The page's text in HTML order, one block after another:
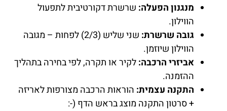
מנגנון הפעלה: שרשרת דקורטיבית לתפעול
הווילון.
גובה שרשרת:
שני שליש (2/3) לפחות – מגובה
הווילון שיוזמן.
אביזרי הרכבה:לקיר או תקרה, לפי בחירה בתהליך
ההזמנה.
התקנה עצמית: הוראות הרכבה מצורפות לאריזה
+ סרטון התקנה מוצג בראש הדף (-: